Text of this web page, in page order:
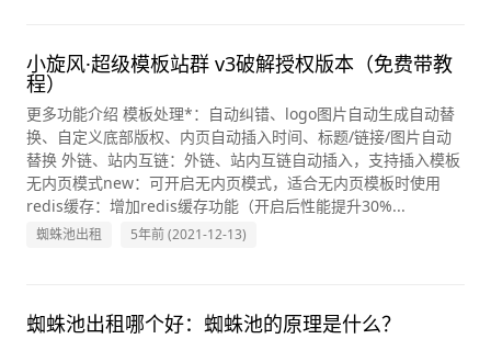
小旋风·超级模板站群 v3破解授权版本（免费带教
程）
更多功能介绍 模板处理*：自动纠错、logo图片自动生成自动替
换、自定义底部版权、内页自动插入时间、标题/链接/图片自动
替换 外链、站内互链：外链、站内互链自动插入，支持插入模板
无内页模式new：可开启无内页模式，适合无内页模板时使用
redis缓存：增加redis缓存功能（开启后性能提升30%...
蜘蛛池出租 5年前 (2021-12-13)
蜘蛛池出租哪个好：蜘蛛池的原理是什么？